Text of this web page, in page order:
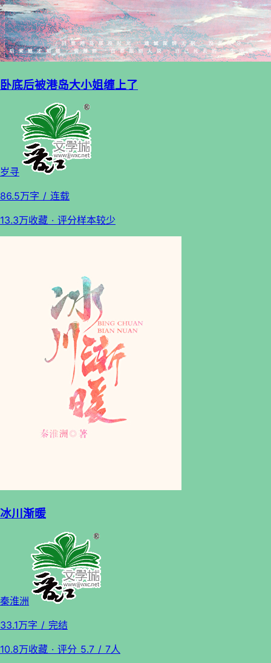
卧底后被港岛大小姐缠上了
岁寻
86.5万字 / 连载
13.3万收藏 · 评分样本较少
冰川渐暖
秦淮洲
33.1万字 / 完结
10.8万收藏 · 评分 5.7 / 7人